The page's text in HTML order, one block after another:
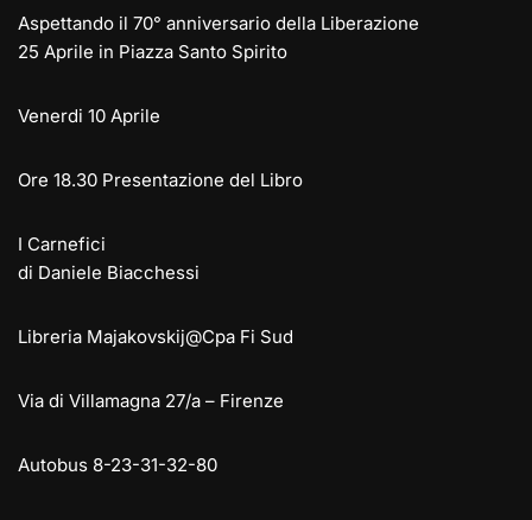
a
m
d
o
A
p
b
o
Li
Aspettando il 70° anniversario della Liberazione
25 Aprile in Piazza Santo Spirito
Venerdi 10 Aprile
Ore 18.30 Presentazione del Libro
I Carnefici
di Daniele Biacchessi
Libreria Majakovskij@Cpa Fi Sud
Via di Villamagna 27/a – Firenze
Autobus 8-23-31-32-80